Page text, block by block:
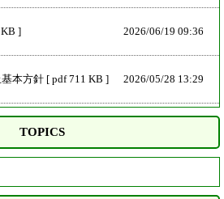
] 2026/06/19 09:36
本方針 [ pdf 711 KB ] 2026/05/28 13:29
TOPICS